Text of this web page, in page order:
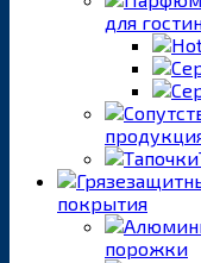
для
покрытия
порожки